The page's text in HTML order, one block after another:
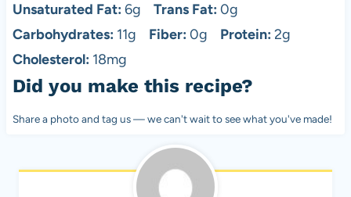
Unsaturated Fat: 6g Trans Fat: 0g
Carbohydrates: 11g Fiber: 0g Protein: 2g
Cholesterol: 18mg
Did you make this recipe?
Share a photo and tag us — we can't wait to see what you've made!